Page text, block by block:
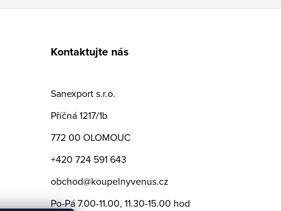
Kontaktujte nás
Sanexport s.r.o.
Příčná 1217/1b
772 00 OLOMOUC
+420 724 591 643
obchod@koupelnyvenus.cz
Po-Pá 7.00-11.00, 11.30-15.00 hod